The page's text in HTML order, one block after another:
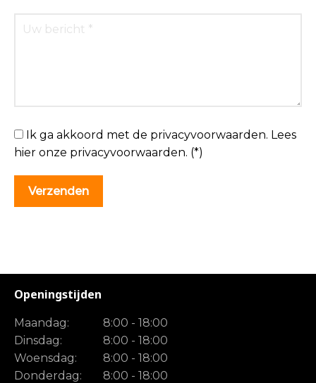
Ik ga akkoord met de privacyvoorwaarden. Lees
hier onze privacyvoorwaarden. (*)
Openingstijden
Maandag:
8:00 - 18:00
Dinsdag:
8:00 - 18:00
Woensdag:
8:00 - 18:00
Donderdag:
8:00 - 18:00